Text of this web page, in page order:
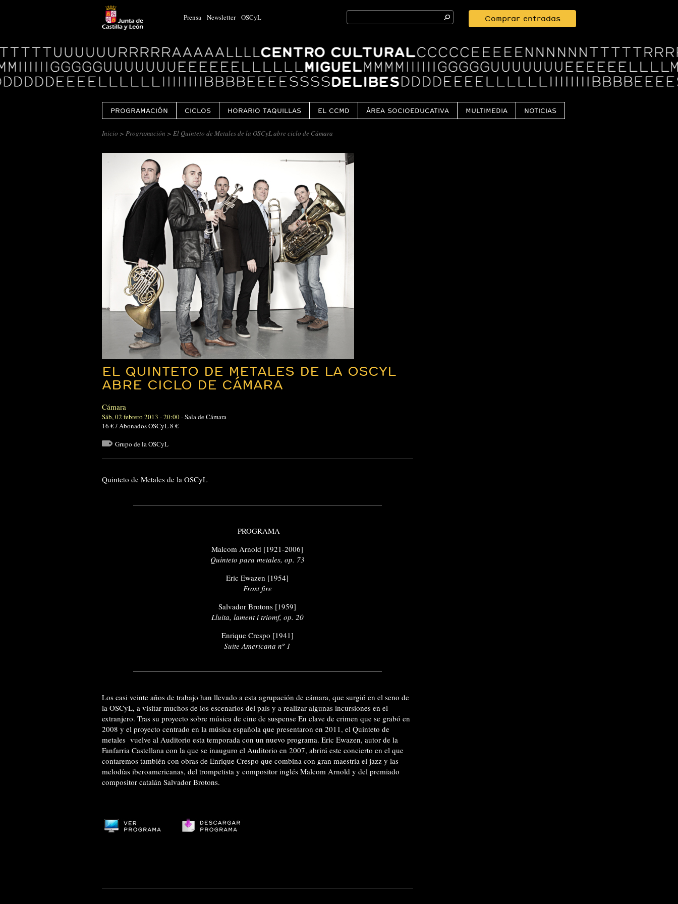
Prensa Newsletter OSCyL
Search
for:
Comprar entradas
Logo
Centro
Cultural
Miguel
Delibes
PROGRAMACIÓN CICLOS HORARIO TAQUILLAS EL CCMD ÁREA SOCIOEDUCATIVA MULTIMEDIA NOTICIAS
Inicio > Programación > El Quinteto de Metales de la OSCyL abre ciclo de Cámara
EL QUINTETO DE METALES DE LA OSCYL
ABRE CICLO DE CÁMARA
Cámara
Sáb, 02 febrero 2013 - 20:00-Sala de Cámara
16 € / Abonados OSCyL 8 €
Grupo de la OSCyL
Quinteto de Metales de la OSCyL
PROGRAMA
Malcom Arnold [1921-2006]
Quinteto para metales, op. 73
Eric Ewazen [1954]
Frost fire
Salvador Brotons [1959]
Lluita, lament i triomf, op. 20
Enrique Crespo [1941]
Suite Americana nº 1
Los casi veinte años de trabajo han llevado a esta agrupación de cámara, que surgió en el seno de
la OSCyL, a visitar muchos de los escenarios del país y a realizar algunas incursiones en el
extranjero. Tras su proyecto sobre música de cine de suspense En clave de crimen que se grabó en
2008 y el proyecto centrado en la música española que presentaron en 2011, el Quinteto de
metales vuelve al Auditorio esta temporada con un nuevo programa. Eric Ewazen, autor de la
Fanfarria Castellana con la que se inauguro el Auditorio en 2007, abrirá este concierto en el que
contaremos también con obras de Enrique Crespo que combina con gran maestría el jazz y las
melodías iberoamericanas, del trompetista y compositor inglés Malcom Arnold y del premiado
compositor catalán Salvador Brotons.